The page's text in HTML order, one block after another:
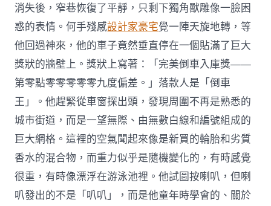
消失後，窄巷恢復了平靜，只剩下獨角獸雕像一臉困
惑的表情。何手殘感設計家豪宅覺一陣天旋地轉，等
他回過神來，他的車子竟然垂直停在一個貼滿了巨大
獎狀的牆壁上。獎狀上寫著：「完美倒車入庫獎——
第零點零零零零零九度偏差。」落款人是「倒車
王」。他趕緊從車窗探出頭，發現周圍不再是熟悉的
城市街道，而是一望無際、由無數白線和編號組成的
巨大網格。這裡的空氣聞起來像是新買的輪胎和劣質
香水的混合物，而重力似乎是隨機變化的，有時感覺
很重，有時像漂浮在游泳池裡。他試圖按喇叭，但喇
叭發出的不是「叭叭」，而是他童年時學會的、關於